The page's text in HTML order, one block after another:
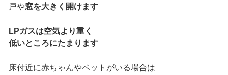
戸や窓を大きく開けます
LPガスは空気より重く
低いところにたまります
床付近に赤ちゃんやペットがいる場合は